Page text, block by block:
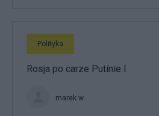
Polityka
Rosja po carze Putinie I
marek.w